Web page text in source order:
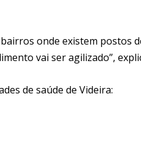
onde existem postos
vai ser agilizado”,
de saúde de Videira: